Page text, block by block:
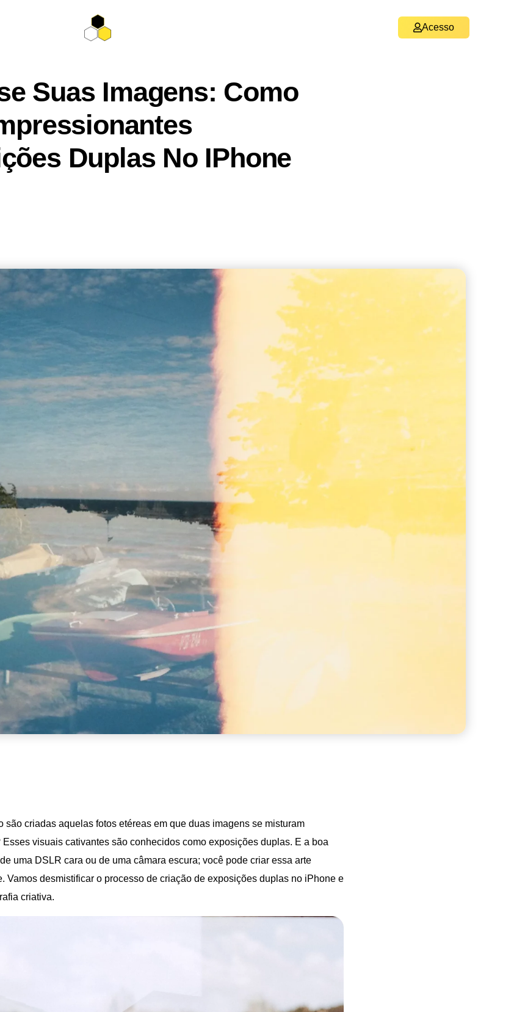
Acesso
Suas Imagens: Como
Duplas No IPhone
são criadas aquelas fotos etéreas em que duas imagens se misturam
Esses visuais cativantes são conhecidos como exposições duplas. E a boa
uma DSLR cara ou de uma câmara escura; você pode criar essa arte
Vamos desmistificar o processo de criação de exposições duplas no iPhone e
criativa.